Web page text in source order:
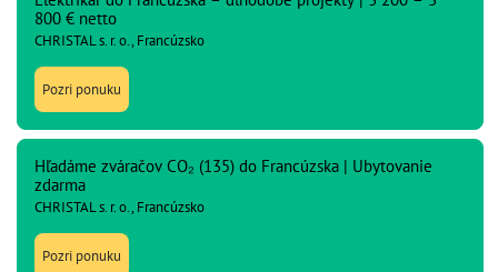
800 € netto
CHRISTAL s. r. o., Francúzsko
Pozri ponuku
Hľadáme zváračov CO₂ (135) do Francúzska | Ubytovanie
zdarma
CHRISTAL s. r. o., Francúzsko
Pozri ponuku